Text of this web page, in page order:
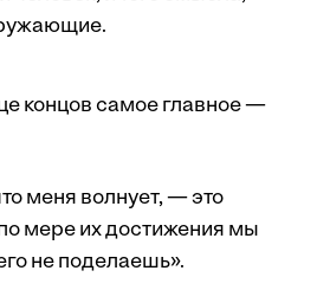
концов самое главное —
меня волнует, — это
мере их достижения мы
не поделаешь».